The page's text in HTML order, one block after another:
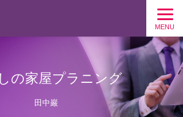
MENU
の家屋プラニング
田中巖